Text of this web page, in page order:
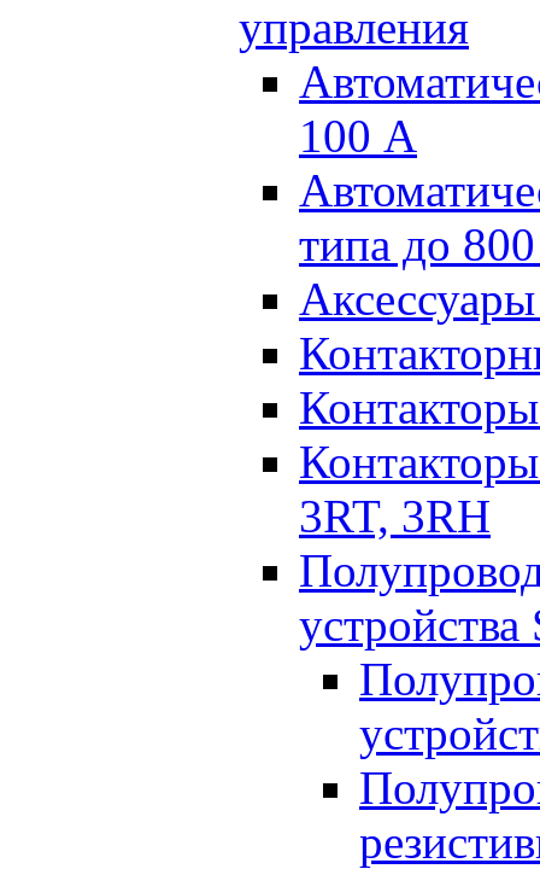
управления
100 А
типа до
3RT, 3RH